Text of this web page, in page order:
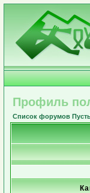
Профиль
Список форумов